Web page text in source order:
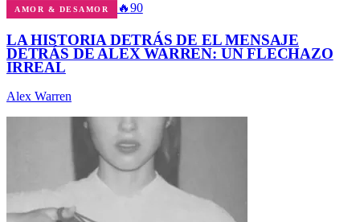
AMOR & DESAMOR 🔥90
LA HISTORIA DETRÁS DE EL MENSAJE
DETRÁS DE ALEX WARREN: UN FLECHAZO
IRREAL
Alex Warren